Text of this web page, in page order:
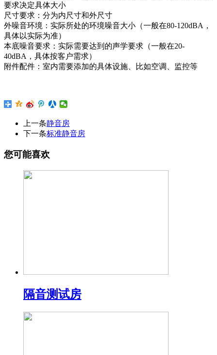
要求决定具体大小
尺寸要求：分为内尺寸和外尺寸
外噪音环境：实际所处的环境噪音大小（一般在80-120dBA，
具体以实际为准）
本底噪音要求：实际需要达到的声学要求（一般在20-
40dBA，具体按客户需求）
附件配件：室内需要添加的具体设施、比如空调、监控等
上一条静音房
下一条标准静音房
您可能喜欢
隔音测试房